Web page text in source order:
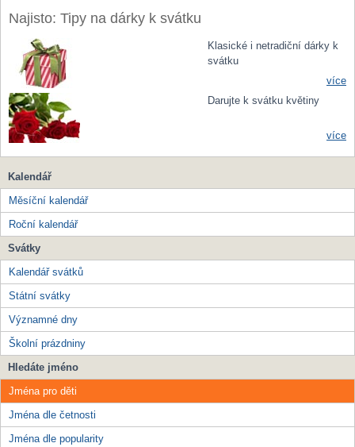
Najisto: Tipy na dárky k svátku
Klasické i netradiční dárky k
svátku
více
Darujte k svátku květiny
více
Kalendář
Měsíční kalendář
Roční kalendář
Svátky
Kalendář svátků
Státní svátky
Významné dny
Školní prázdniny
Hledáte jméno
Jména pro děti
Jména dle četnosti
Jména dle popularity